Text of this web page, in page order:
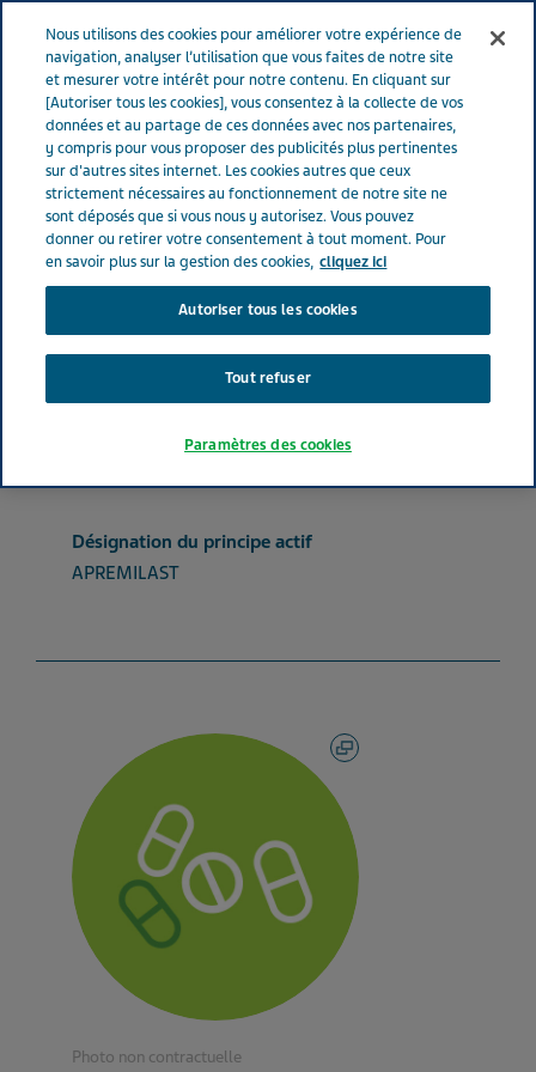
Menu
France Nos Produits APREMILAST TEVA ® 30 mg (bte de 56)
APREMILAST TEVA ® 30 mg
(bte de 56)
IMMUNOSUPPRESSEURS APREMILAST
Forme pharmaceutique
Désignation du principe actif
APREMILAST
Photo non contractuelle
Nous utilisons des cookies pour améliorer votre expérience de
navigation, analyser l’utilisation que vous faites de notre site
et mesurer votre intérêt pour notre contenu. En cliquant sur
[Autoriser tous les cookies], vous consentez à la collecte de vos
données et au partage de ces données avec nos partenaires,
y compris pour vous proposer des publicités plus pertinentes
sur d'autres sites internet. Les cookies autres que ceux
strictement nécessaires au fonctionnement de notre site ne
sont déposés que si vous nous y autorisez. Vous pouvez
donner ou retirer votre consentement à tout moment. Pour
en savoir plus sur la gestion des cookies, cliquez ici
Autoriser tous les cookies
Tout refuser
Paramètres des cookies